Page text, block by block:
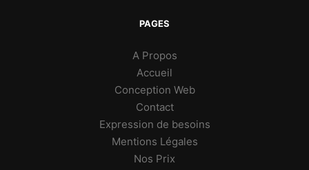
PAGES
A Propos
Accueil
Conception Web
Contact
Expression de besoins
Mentions Légales
Nos Prix